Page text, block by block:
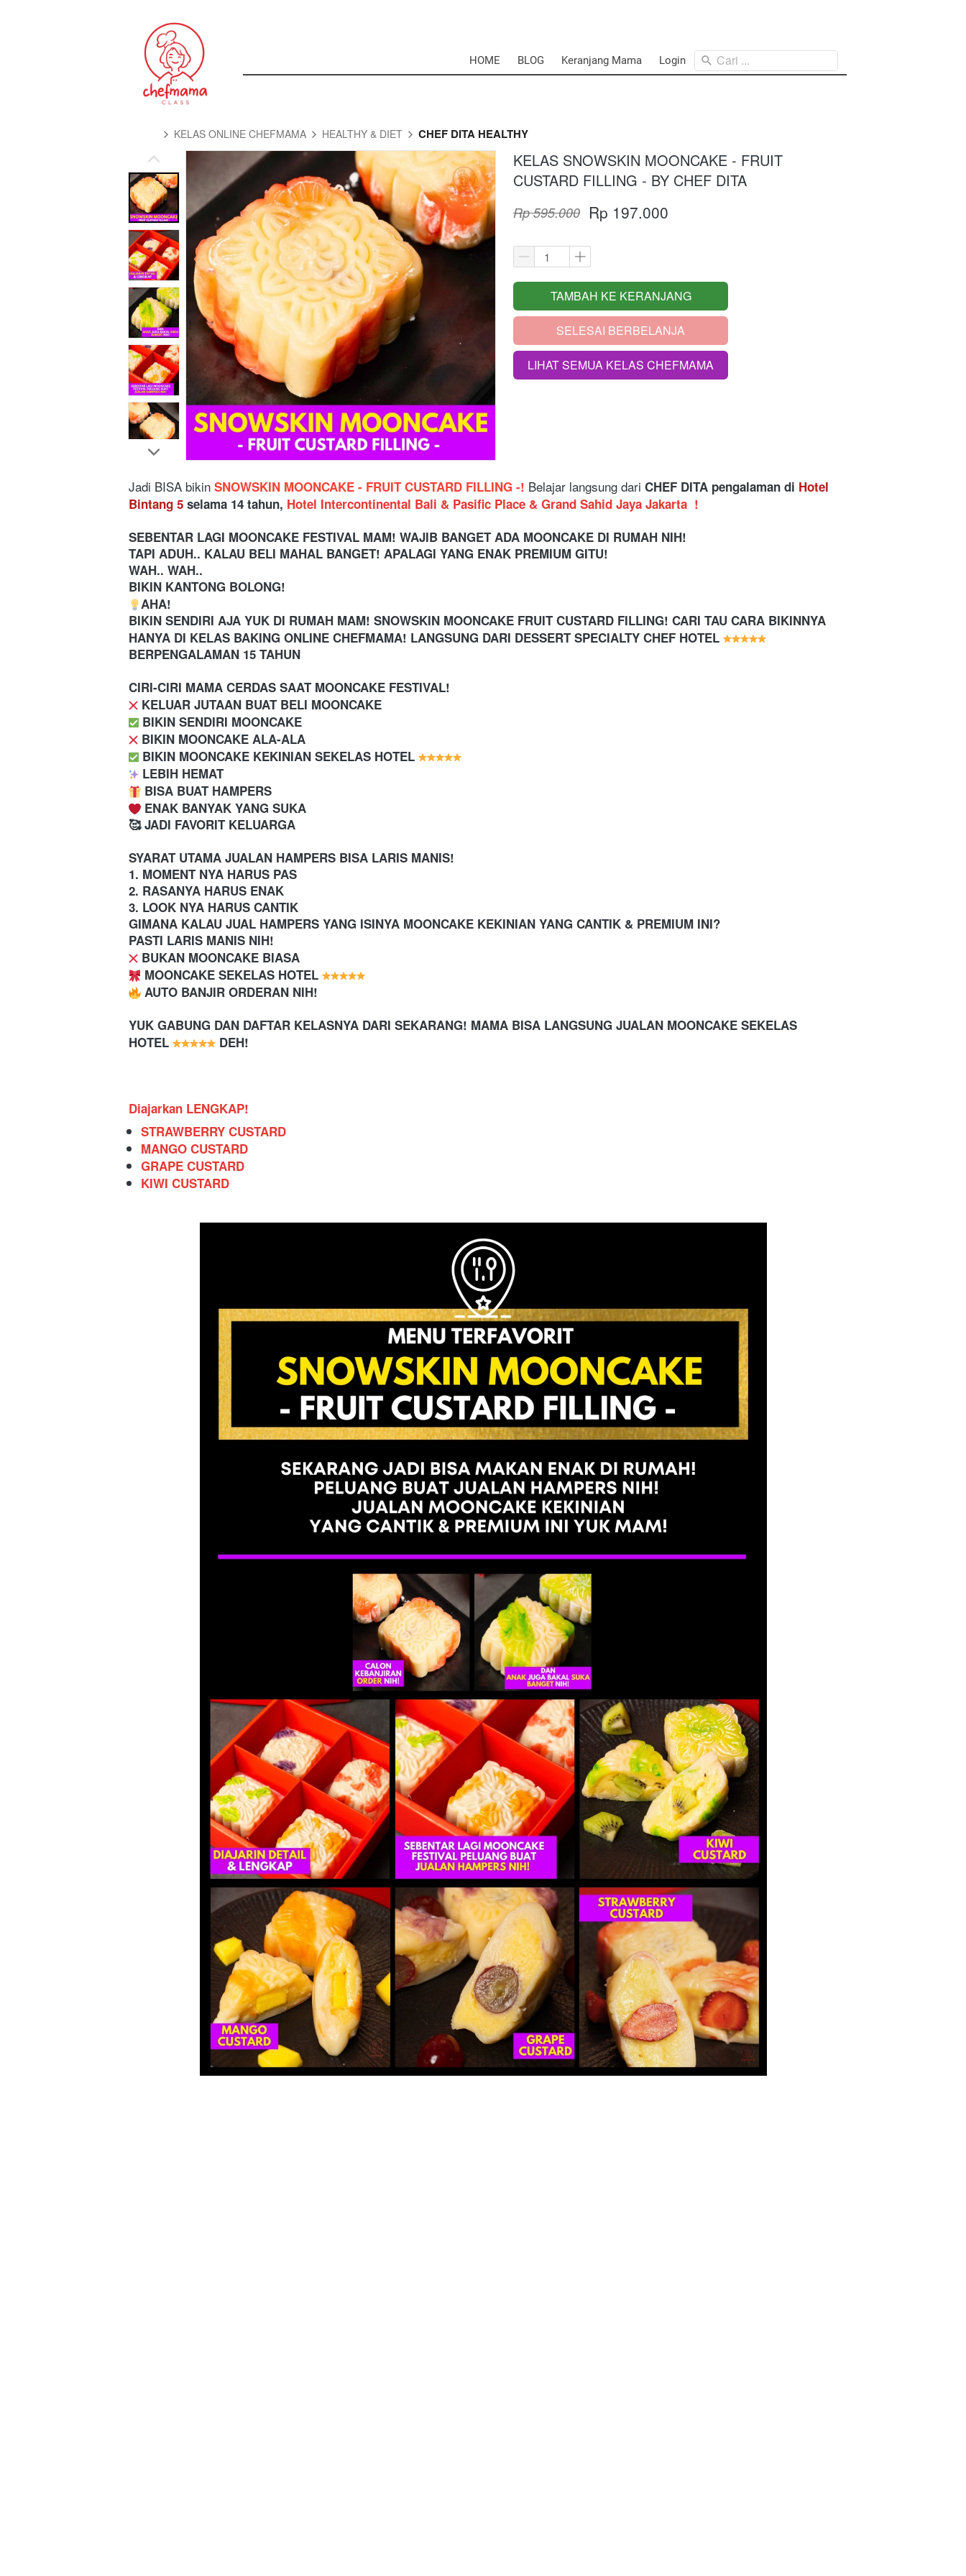
HOME BLOG Keranjang Mama Login Cari ...
KELAS ONLINE CHEFMAMA HEALTHY & DIET CHEF DITA HEALTHY
KELAS SNOWSKIN MOONCAKE - FRUIT
CUSTARD FILLING - BY CHEF DITA
Rp 595.000 Rp 197.000
`
TAMBAH KE KERANJANG
`SELESAI BERBELANJA
`LIHAT SEMUA KELAS CHEFMAMA
Jadi BISA bikin SNOWSKIN MOONCAKE - FRUIT CUSTARD FILLING -! Belajar langsung dari CHEF DITA pengalaman di Hotel
Bintang 5 selama 14 tahun, Hotel Intercontinental Bali & Pasific Place & Grand Sahid Jaya Jakarta !
SEBENTAR LAGI MOONCAKE FESTIVAL MAM! WAJIB BANGET ADA MOONCAKE DI RUMAH NIH!
TAPI ADUH.. KALAU BELI MAHAL BANGET! APALAGI YANG ENAK PREMIUM GITU!
WAH.. WAH..
BIKIN KANTONG BOLONG!
AHA!
BIKIN SENDIRI AJA YUK DI RUMAH MAM! SNOWSKIN MOONCAKE FRUIT CUSTARD FILLING! CARI TAU CARA BIKINNYA
HANYA DI KELAS BAKING ONLINE CHEFMAMA! LANGSUNG DARI DESSERT SPECIALTY CHEF HOTEL
BERPENGALAMAN 15 TAHUN
CIRI-CIRI MAMA CERDAS SAAT MOONCAKE FESTIVAL!
️ KELUAR JUTAAN BUAT BELI MOONCAKE
️ BIKIN SENDIRI MOONCAKE
️ BIKIN MOONCAKE ALA-ALA
️ BIKIN MOONCAKE KEKINIAN SEKELAS HOTEL
LEBIH HEMAT
BISA BUAT HAMPERS
ENAK BANYAK YANG SUKA
🥰 JADI FAVORIT KELUARGA
SYARAT UTAMA JUALAN HAMPERS BISA LARIS MANIS!
1. MOMENT NYA HARUS PAS
2. RASANYA HARUS ENAK
3. LOOK NYA HARUS CANTIK
GIMANA KALAU JUAL HAMPERS YANG ISINYA MOONCAKE KEKINIAN YANG CANTIK & PREMIUM INI?
PASTI LARIS MANIS NIH!
️ BUKAN MOONCAKE BIASA
MOONCAKE SEKELAS HOTEL
AUTO BANJIR ORDERAN NIH!
YUK GABUNG DAN DAFTAR KELASNYA DARI SEKARANG! MAMA BISA LANGSUNG JUALAN MOONCAKE SEKELAS
HOTEL
DEH!
Diajarkan LENGKAP!
STRAWBERRY CUSTARD
MANGO CUSTARD
GRAPE CUSTARD
KIWI CUSTARD